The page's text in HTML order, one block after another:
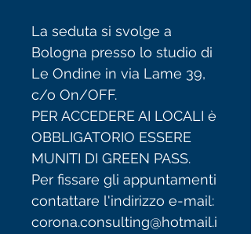
La seduta si svolge a
Bologna presso lo studio di
Le Ondine in via Lame 39,
c/o On/OFF.
PER ACCEDERE AI LOCALI è
OBBLIGATORIO ESSERE
MUNITI DI GREEN PASS.
Per fissare gli appuntamenti
contattare l'indirizzo e-mail:
corona.consulting@hotmail.i